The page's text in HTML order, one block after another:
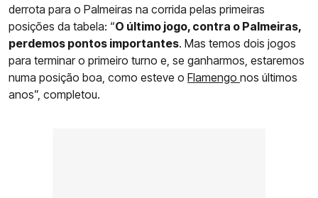
derrota para o Palmeiras na corrida pelas primeiras
posições da tabela: “O último jogo, contra o Palmeiras,
perdemos pontos importantes. Mas temos dois jogos
para terminar o primeiro turno e, se ganharmos, estaremos
numa posição boa, como esteve o Flamengo nos últimos
anos”, completou.